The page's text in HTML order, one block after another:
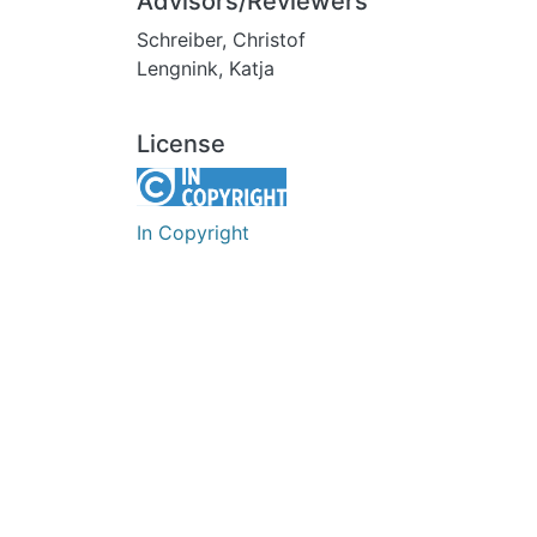
Schreiber, Christof
Lengnink, Katja
License
In Copyright